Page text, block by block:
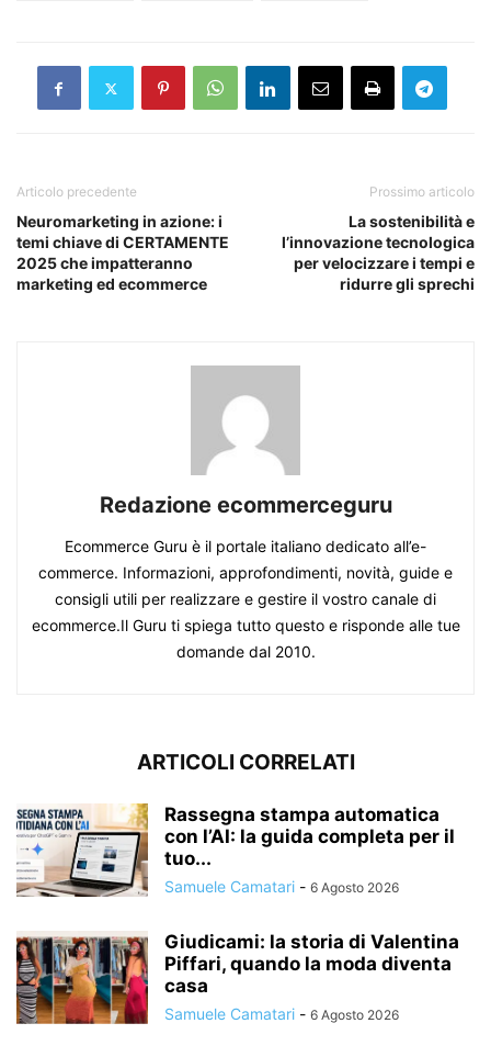
Articolo precedente
Neuromarketing in azione: i
temi chiave di CERTAMENTE
2025 che impatteranno
marketing ed ecommerce
Prossimo articolo
La sostenibilità e
l’innovazione tecnologica
per velocizzare i tempi e
ridurre gli sprechi
Redazione ecommerceguru
Ecommerce Guru è il portale italiano dedicato all’e-
commerce. Informazioni, approfondimenti, novità, guide e
consigli utili per realizzare e gestire il vostro canale di
ecommerce.Il Guru ti spiega tutto questo e risponde alle tue
domande dal 2010.
ARTICOLI CORRELATI
Rassegna stampa automatica
con l’AI: la guida completa per il
tuo...
Samuele Camatari - 6 Agosto 2026
Giudicami: la storia di Valentina
Piffari, quando la moda diventa
casa
Samuele Camatari - 6 Agosto 2026